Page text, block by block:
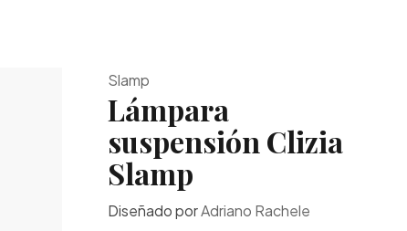
Slamp
Lámpara
suspensión Clizia
Slamp
Diseñado porAdriano Rachele